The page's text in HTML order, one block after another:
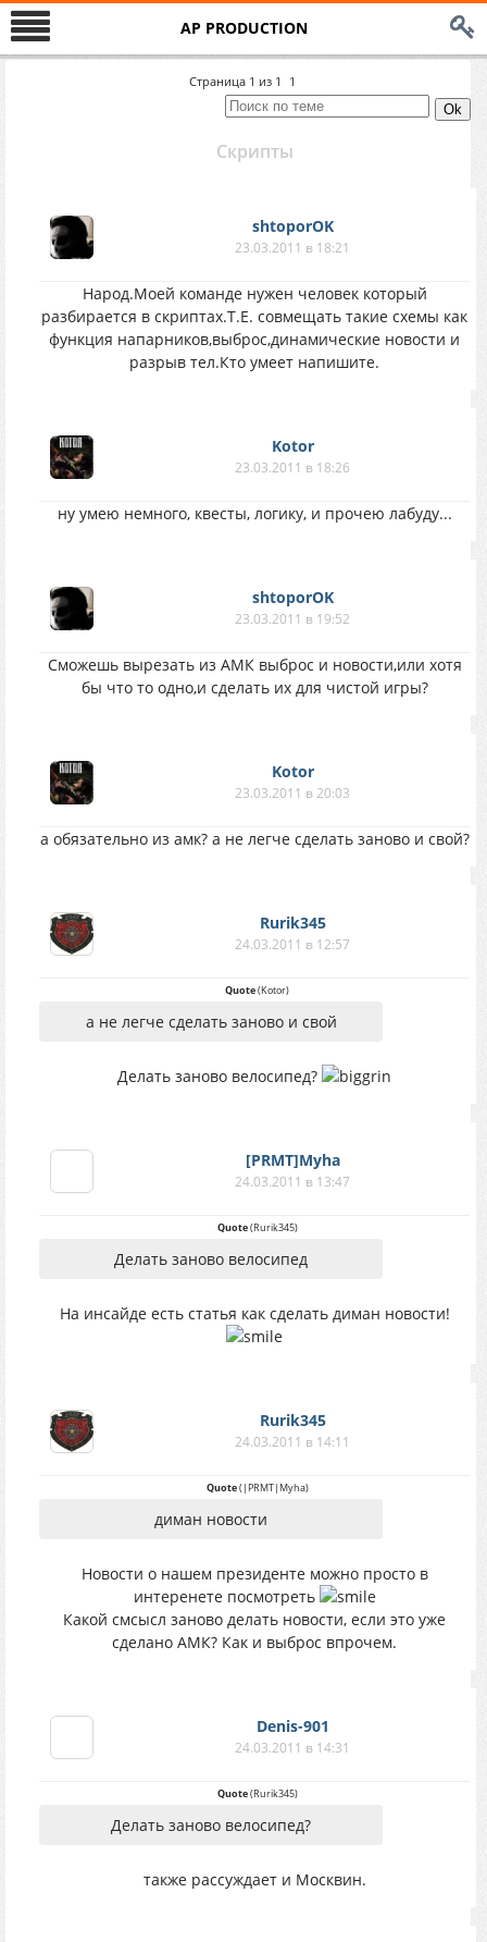
AP PRODUCTION
Страница 1 из 1 1
Скрипты
shtoporOK
23.03.2011 в 18:21
Народ.Моей команде нужен человек который
разбирается в скриптах.Т.Е. совмещать такие схемы как
функция напарников,выброс,динамические новости и
разрыв тел.Кто умеет напишите.
Kotor
23.03.2011 в 18:26
ну умею немного, квесты, логику, и прочею лабуду...
shtoporOK
23.03.2011 в 19:52
Сможешь вырезать из АМК выброс и новости,или хотя
бы что то одно,и сделать их для чистой игры?
Kotor
23.03.2011 в 20:03
а обязательно из амк? а не легче сделать заново и свой?
Rurik345
24.03.2011 в 12:57
Quote(Kotor)
а не легче сделать заново и свой
Делать заново велосипед?
[PRMT]Myha
24.03.2011 в 13:47
Quote(Rurik345)
Делать заново велосипед
На инсайде есть статья как сделать диман новости!
Rurik345
24.03.2011 в 14:11
Quote(|PRMT|Myha)
диман новости
Новости о нашем президенте можно просто в
интеренете посмотреть
Какой смсысл заново делать новости, если это уже
сделано АМК? Как и выброс впрочем.
Denis-901
24.03.2011 в 14:31
Quote(Rurik345)
Делать заново велосипед?
также рассуждает и Москвин.